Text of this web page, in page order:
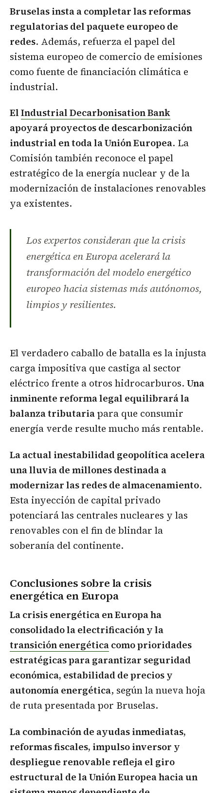
Bruselas insta a completar las reformas
regulatorias del paquete europeo de
redes. Además, refuerza el papel del
sistema europeo de comercio de emisiones
como fuente de financiación climática e
industrial.
ElIndustrial Decarbonisation Bank
apoyará proyectos de descarbonización
industrial en toda la Unión Europea. La
Comisión también reconoce el papel
estratégico de la energía nuclear y de la
modernización de instalaciones renovables
ya existentes.
Los expertos consideran que la crisis
energética en Europa acelerará la
transformación del modelo energético
europeo hacia sistemas más autónomos,
limpios y resilientes.
El verdadero caballo de batalla es la injusta
carga impositiva que castiga al sector
eléctrico frente a otros hidrocarburos. Una
inminente reforma legal equilibrará la
balanza tributariapara que consumir
energía verde resulte mucho más rentable.
La actual inestabilidad geopolítica acelera
una lluvia de millones destinada a
modernizar las redes de almacenamiento.
Esta inyección de capital privado
potenciará las centrales nucleares y las
renovables con el fin de blindar la
soberanía del continente.
Conclusiones sobre la crisis
energética en Europa
La crisis energética en Europa ha
consolidado la electrificación y la
transición energéticacomo prioridades
estratégicas para garantizar seguridad
económica, estabilidad de precios y
autonomía energética, según la nueva hoja
de ruta presentada por Bruselas.
La combinación de ayudas inmediatas,
reformas fiscales, impulso inversor y
despliegue renovable refleja el giro
estructural de la Unión Europea hacia un